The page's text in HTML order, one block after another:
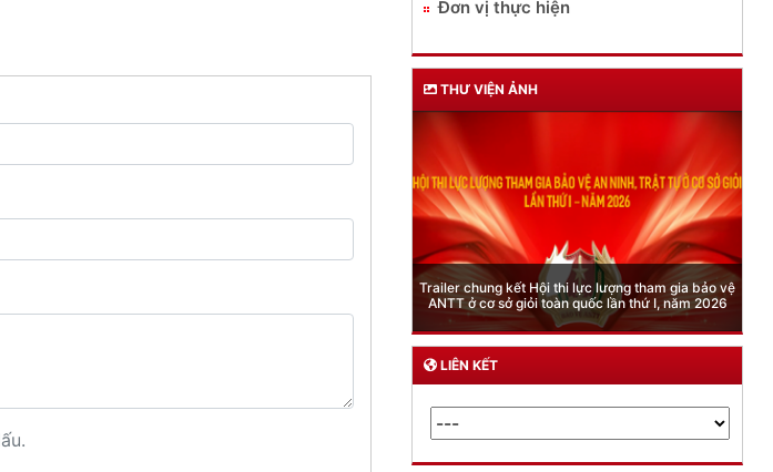
Đơn vị thực hiện
THƯ VIỆN ẢNH
Phòng Quản lý xuất nhập cảnh: Hướng dẫn những
quy định mới trong lĩnh vực xuất cảnh, nhập cảnh
của công dân việt nam từ ngày 01/7/2026
LIÊN KẾT